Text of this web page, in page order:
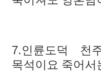
7.인륜도덕 천
목석이요 죽어서